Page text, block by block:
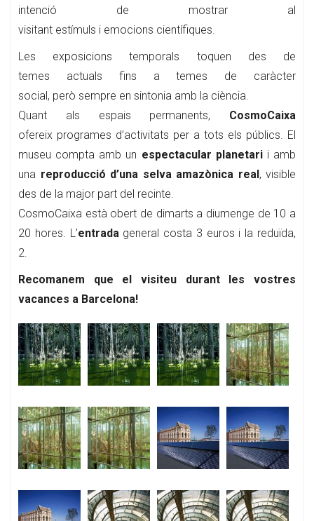
intenció de mostrar al
visitant estímuls i emocions científiques.
Les exposicions temporals toquen des de
temes actuals fins a temes de caràcter
social, però sempre en sintonia amb la ciència.
Quant als espais permanents, CosmoCaixa
ofereix programes d’activitats per a tots els públics. El
museu compta amb un espectacular planetarii amb
una reproducció d’una selva amazònica real, visible
des de la major part del recinte.
CosmoCaixa està obert de dimarts a diumenge de 10 a
20 hores. L’entradageneral costa 3 euros i la reduïda,
2.
Recomanem que el visiteu durant les vostres
vacances a Barcelona!